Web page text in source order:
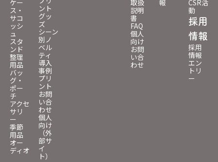
ケー
ス・
サコ
ッシ
ュ
スタ
ンド
整理
用品
バッ
グ・
ポー
チ
アクセ
サリ
ー
季節
用品
オー
ディオ
ント
グッ
ズ
シーン
別ノ
ベル
ティ
導入
事例
プリ
ント
お問
い合
わせ
個人
向け
（外
部サ
イ
ト）
取扱
説明
書
FAQ
個人
向け
お問
い合
わせ
報
CSR活
動
採用
情報
採用
情報
エン
トリ
ー